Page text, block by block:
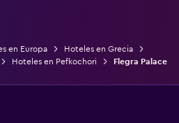
en Europa
Hoteles en Grecia
Hoteles en Pefkochori Flegra Palace